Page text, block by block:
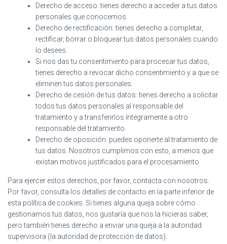
Derecho de acceso: tienes derecho a acceder a tus datos
personales que conocemos.
Derecho de rectificación: tienes derecho a completar,
rectificar, borrar o bloquear tus datos personales cuando
lo desees.
Si nos das tu consentimiento para procesar tus datos,
tienes derecho a revocar dicho consentimiento y a que se
eliminen tus datos personales.
Derecho de cesión de tus datos: tienes derecho a solicitar
todos tus datos personales al responsable del
tratamiento y a transferirlos íntegramente a otro
responsable del tratamiento.
Derecho de oposición: puedes oponerte al tratamiento de
tus datos. Nosotros cumplimos con esto, a menos que
existan motivos justificados para el procesamiento.
Para ejercer estos derechos, por favor, contacta con nosotros.
Por favor, consulta los detalles de contacto en la parte inferior de
esta política de cookies. Si tienes alguna queja sobre cómo
gestionamos tus datos, nos gustaría que nos la hicieras saber,
pero también tienes derecho a enviar una queja a la autoridad
supervisora (la autoridad de protección de datos).